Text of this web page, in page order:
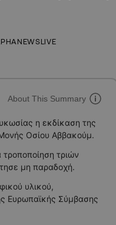
About This Summary
η εκδίκαση της
Οσίου Αββακούμ.
τριών
μη παραδοχή.
υλικού,
Ευρωπαϊκής Σύμβασης